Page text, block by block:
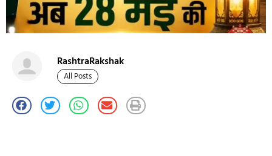
RashtraRakshak
All Posts